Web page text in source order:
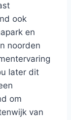
ook
en
noorden
later dit
om
van